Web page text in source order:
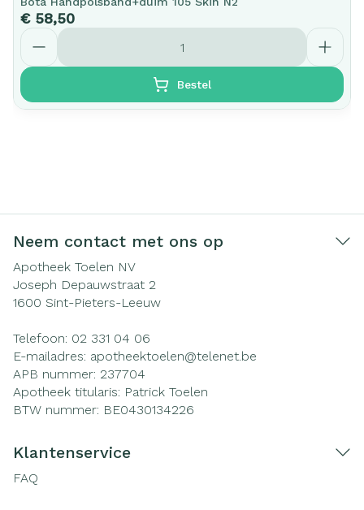
€ 58,50
Aantal
Bestel
Neem contact met ons op
Apotheek Toelen NV
Joseph Depauwstraat 2
1600 Sint-Pieters-Leeuw
Telefoon: 02 331 04 06
E-mailadres: apotheektoelen@telenet.be
APB nummer: 237704
Apotheek titularis: Patrick Toelen
BTW nummer: BE0430134226
Klantenservice
FAQ